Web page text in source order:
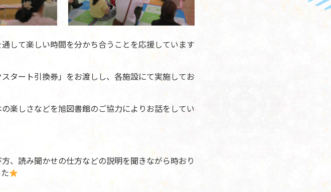
して楽しい時間を分かち合うことを応援しています
タート引換券」をお渡しし、各施設にて実施してお
楽しさなどを旭図書館のご協力によりお話をしてい
、読み聞かせの仕方などの説明を聞きながら時おり